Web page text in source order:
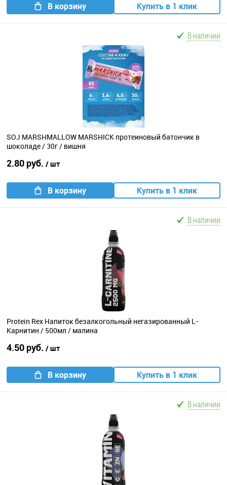
В корзину Купить в 1 клик
В наличии
SOJ MARSHMALLOW MARSHICK протеиновый батончик в
шоколаде / 30г / вишня
2.80 руб. / шт
В корзину Купить в 1 клик
В наличии
Protein Rex Напиток безалкогольный негазированный L-
Карнитин / 500мл / малина
4.50 руб. / шт
В корзину Купить в 1 клик
В наличии